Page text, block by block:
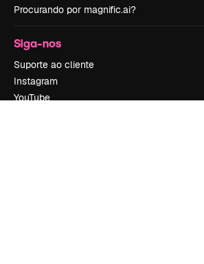
Procurando por magnific.ai?
Siga-nos
Suporte ao cliente
Instagram
YouTube